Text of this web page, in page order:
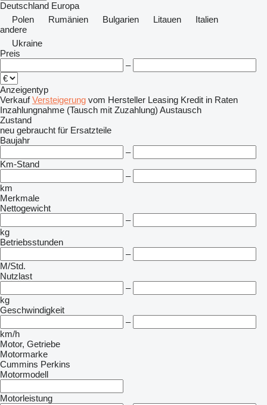
Deutschland Europa
Polen
Rumänien Bulgarien Litauen
Italien
andere
Ukraine
Preis
–
Anzeigentyp
Verkauf Versteigerung vom Hersteller Leasing Kredit in Raten
Inzahlungnahme (Tausch mit Zuzahlung) Austausch
Zustand
neu gebraucht für Ersatzteile
Baujahr
–
Km-Stand
–
km
Merkmale
Nettogewicht
–
kg
Betriebsstunden
–
M/Std.
Nutzlast
–
kg
Geschwindigkeit
–
km/h
Motor, Getriebe
Motormarke
Cummins Perkins
Motormodell
Motorleistung